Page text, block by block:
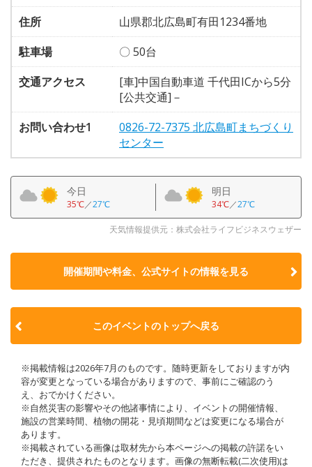
住所
山県郡北広島町有田1234番地
駐車場
〇 50台
交通アクセス
[車]中国自動車道 千代田ICから5分
[公共交通]－
お問い合わせ1
0826-72-7375 北広島町まちづくり
センター
今日
35℃／27℃
明日
34℃／27℃
天気情報提供元：株式会社ライフビジネスウェザー
開催期間や料金、公式サイトの情報を見る
このイベントのトップへ戻る
※掲載情報は2026年7月のものです。随時更新をしておりますが内
容が変更となっている場合がありますので、事前にご確認のう
え、おでかけください。
※自然災害の影響やその他諸事情により、イベントの開催情報、
施設の営業時間、植物の開花・見頃期間などは変更になる場合が
あります。
※掲載されている画像は取材先から本ページへの掲載の許諾をい
ただき、提供されたものとなります。画像の無断転載(二次使用)は